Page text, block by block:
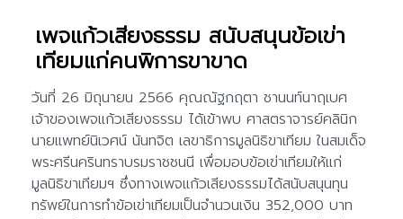
เพจแก้วเสียงธรรม สนับสนุนข้อเข่า
เทียมแก่คนพิการขาขาด